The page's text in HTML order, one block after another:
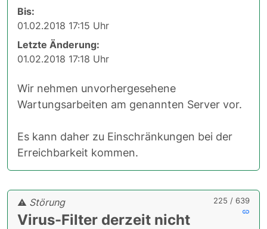
Bis:
01.02.2018 17:15 Uhr
Letzte Änderung:
01.02.2018 17:18 Uhr
Wir nehmen unvorhergesehene
Wartungsarbeiten am genannten Server vor.
Es kann daher zu Einschränkungen bei der
Erreichbarkeit kommen.
225 / 639
Störung
Virus-Filter derzeit nicht